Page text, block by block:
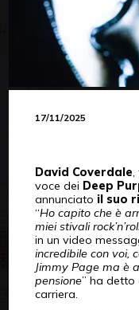
17/11/2025
David Coverdale,
voce dei Deep
annunciato il suo
“Ho capito che è
miei stivali
in un video
incredibile con voi,
Jimmy Page ma è
pensione” ha detto
carriera.